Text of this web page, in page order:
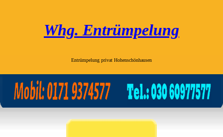
Whg. Entrümpelung
Entrümpelung privat Hohenschönhausen